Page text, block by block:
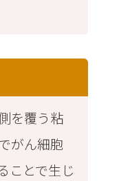
を覆う粘
がん細胞
ことで生じ